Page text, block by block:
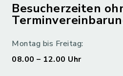
Besucherzeiten
Montag bis Freitag:
08.00 – 12.00 Uhr